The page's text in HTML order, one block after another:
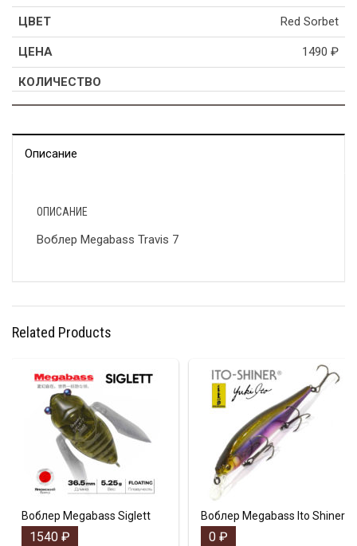
Red Sorbet
1490 ₽
Описание
ОПИСАНИЕ
Воблер Megabass Travis 7
Related Products
Воблер Megabass Siglett
1540 ₽
Воблер Megabass Ito Shiner
0 ₽